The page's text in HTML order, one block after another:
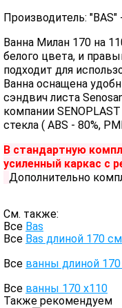
Производитель: "BAS"
Ванна Милан 170 на
белого цвета, и
подходит для
Ванна оснащена
сэндвич листа
компании
стекла ( ABS - 80%,
В стандартную
усиленный каркас с
Дополнительно
См. также:
Все Bas
Все Bas длиной 170 см
Все ванны длиной
Все ванны 170 х110
Также рекомендуем